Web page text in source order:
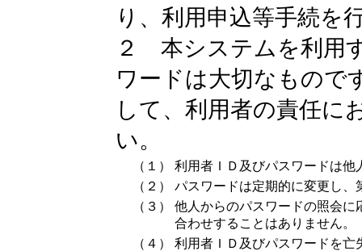
り、利用申込等手続を
２ 本システムを利用
ワードは大切なもので
して、利用者の責任に
い。
（１）
利用者ＩＤ及びパスワードは他
（２）
パスワードは定期的に変更し、
（３）
他人からのパスワードの照会に
合わせすることはありません。
（４）
利用者ＩＤ及びパスワードを亡